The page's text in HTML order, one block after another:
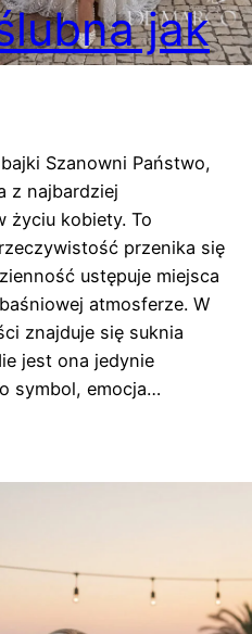
jak
Szanowni Państwo,
z najbardziej
życiu kobiety. To
przenika się
ustępuje miejsca
atmosferze. W
znajduje się suknia
jest ona jedynie
symbol, emocja…